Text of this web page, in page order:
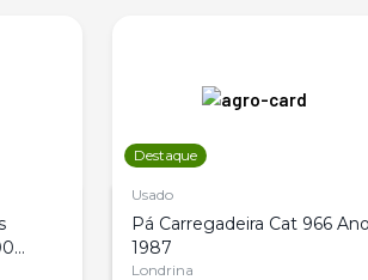
Destaque
Usado
Pá Carregadeira Cat 966
1987
Londrina